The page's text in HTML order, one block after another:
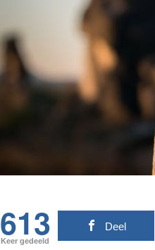
613
Keer gedeeld
Deel